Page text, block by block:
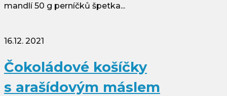
mandlí 50 g perníčků špetka...
16.12. 2021
Čokoládové košíčky
s arašídovým máslem